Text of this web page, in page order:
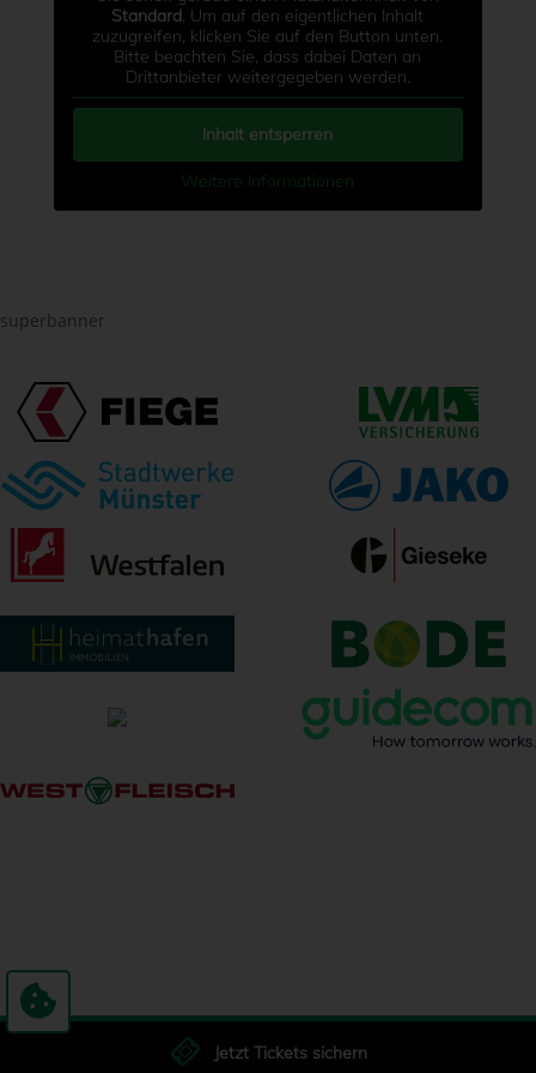
Standard. Um auf den eigentlichen Inhalt
zuzugreifen, klicken Sie auf den Button unten.
Bitte beachten Sie, dass dabei Daten an
Drittanbieter weitergegeben werden.
Inhalt entsperren
Weitere Informationen
superbanner
Jetzt Tickets sichern